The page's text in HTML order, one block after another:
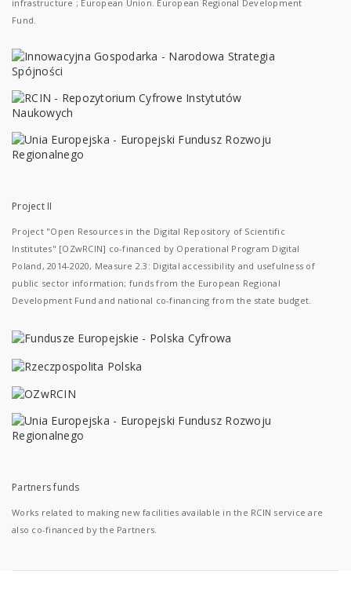
infrastructure ; European Union. European Regional Development
Fund.
Project II
Project "Open Resources in the Digital Repository of Scientific
Institutes" [OZwRCIN] co-financed by Operational Program Digital
Poland, 2014-2020, Measure 2.3: Digital accessibility and usefulness of
public sector information; funds from the European Regional
Development Fund and national co-financing from the state budget.
Partners funds
Works related to making new facilities available in the RCIN service are
also co-financed by the Partners.